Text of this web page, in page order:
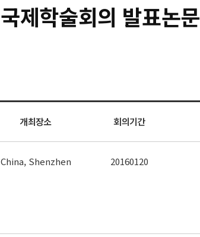
국제학술회의 발표논문
개최장소 회의기간
China, Shenzhen 20160120